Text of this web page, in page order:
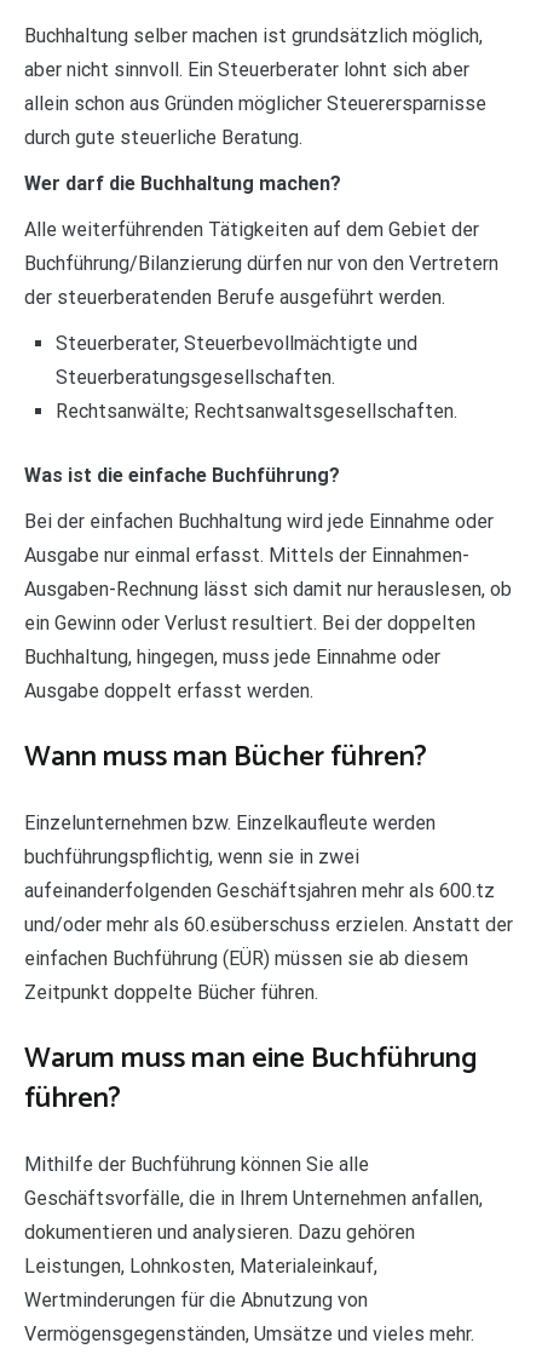
Buchhaltung selber machen ist grundsätzlich möglich,
aber nicht sinnvoll. Ein Steuerberater lohnt sich aber
allein schon aus Gründen möglicher Steuerersparnisse
durch gute steuerliche Beratung.
Wer darf die Buchhaltung machen?
Alle weiterführenden Tätigkeiten auf dem Gebiet der
Buchführung/Bilanzierung dürfen nur von den Vertretern
der steuerberatenden Berufe ausgeführt werden.
Steuerberater, Steuerbevollmächtigte und
Steuerberatungsgesellschaften.
Rechtsanwälte; Rechtsanwaltsgesellschaften.
Was ist die einfache Buchführung?
Bei der einfachen Buchhaltung wird jede Einnahme oder
Ausgabe nur einmal erfasst. Mittels der Einnahmen-
Ausgaben-Rechnung lässt sich damit nur herauslesen, ob
ein Gewinn oder Verlust resultiert. Bei der doppelten
Buchhaltung, hingegen, muss jede Einnahme oder
Ausgabe doppelt erfasst werden.
Wann muss man Bücher führen?
Einzelunternehmen bzw. Einzelkaufleute werden
buchführungspflichtig, wenn sie in zwei
aufeinanderfolgenden Geschäftsjahren mehr als 600.tz
und/oder mehr als 60.esüberschuss erzielen. Anstatt der
einfachen Buchführung (EÜR) müssen sie ab diesem
Zeitpunkt doppelte Bücher führen.
Warum muss man eine Buchführung
führen?
Mithilfe der Buchführung können Sie alle
Geschäftsvorfälle, die in Ihrem Unternehmen anfallen,
dokumentieren und analysieren. Dazu gehören
Leistungen, Lohnkosten, Materialeinkauf,
Wertminderungen für die Abnutzung von
Vermögensgegenständen, Umsätze und vieles mehr.